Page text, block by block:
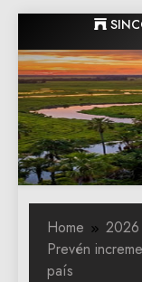
to
content
Home 2026
Prevén
país